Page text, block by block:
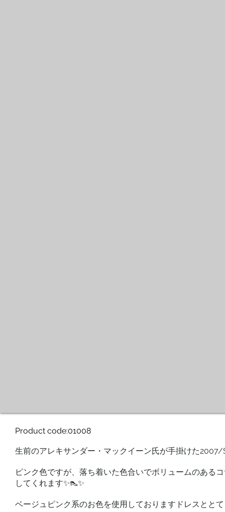
Product code:01008
生前のアレキサンダー・マックイーン氏が手掛けた
ピンク色ですが、落ち着いた色合いでボリュームのある
してくれます✨👠✨
ベージュピンク系のお色を使用しておりますドレスとと